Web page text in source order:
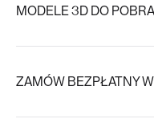
MODELE 3D DO
ZAMÓW BEZPŁATNY